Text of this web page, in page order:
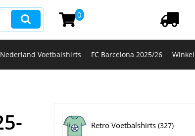
Winkelwagen
0
Nederland Voetbalshirts FC Barcelona 2025/26 Winkel
Retro Voetbalshirts 327327